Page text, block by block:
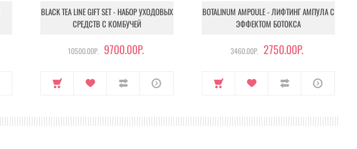
BLACK TEA LINE GIFT SET - НАБОР УХОДОВЫХ
СРЕДСТВ С КОМБУЧЕЙ
10500.00Р. 9700.00Р.
BOTALINUM AMPOULE - ЛИФТИНГ АМПУЛА С
ЭФФЕКТОМ БОТОКСА
3460.00Р. 2750.00Р.